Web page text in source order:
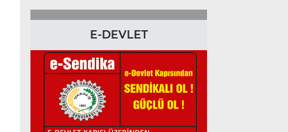
E-DEVLET